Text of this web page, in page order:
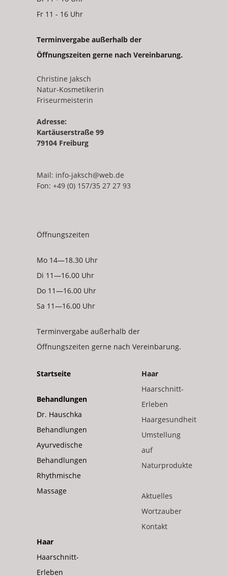
Fr 11 - 16 Uhr
Terminvergabe außerhalb der
Öffnungszeiten gerne nach Vereinbarung.
Christine Jaksch
Natur-Kosmetikerin
Friseurmeisterin
Adresse:
Kartäuserstraße 99
79104 Freiburg
Mail: info-jaksch@web.de
Fon: +49 (0) 157/35 27 27 93
Öffnungszeiten
Mo 14—18.30 Uhr
Di 11—16.00 Uhr
Do 11—16.00 Uhr
Sa 11—16.00 Uhr
Terminvergabe außerhalb der
Öffnungszeiten gerne nach Vereinbarung.
Startseite
Behandlungen
Dr. Hauschka
Behandlungen
Ayurvedische
Behandlungen
Rhythmische
Massage
Haar
Haarschnitt-
Erleben
Haar
Haarschnitt-
Erleben
Haargesundheit
Umstellung
auf
Naturprodukte
Aktuelles
Wortzauber
Kontakt